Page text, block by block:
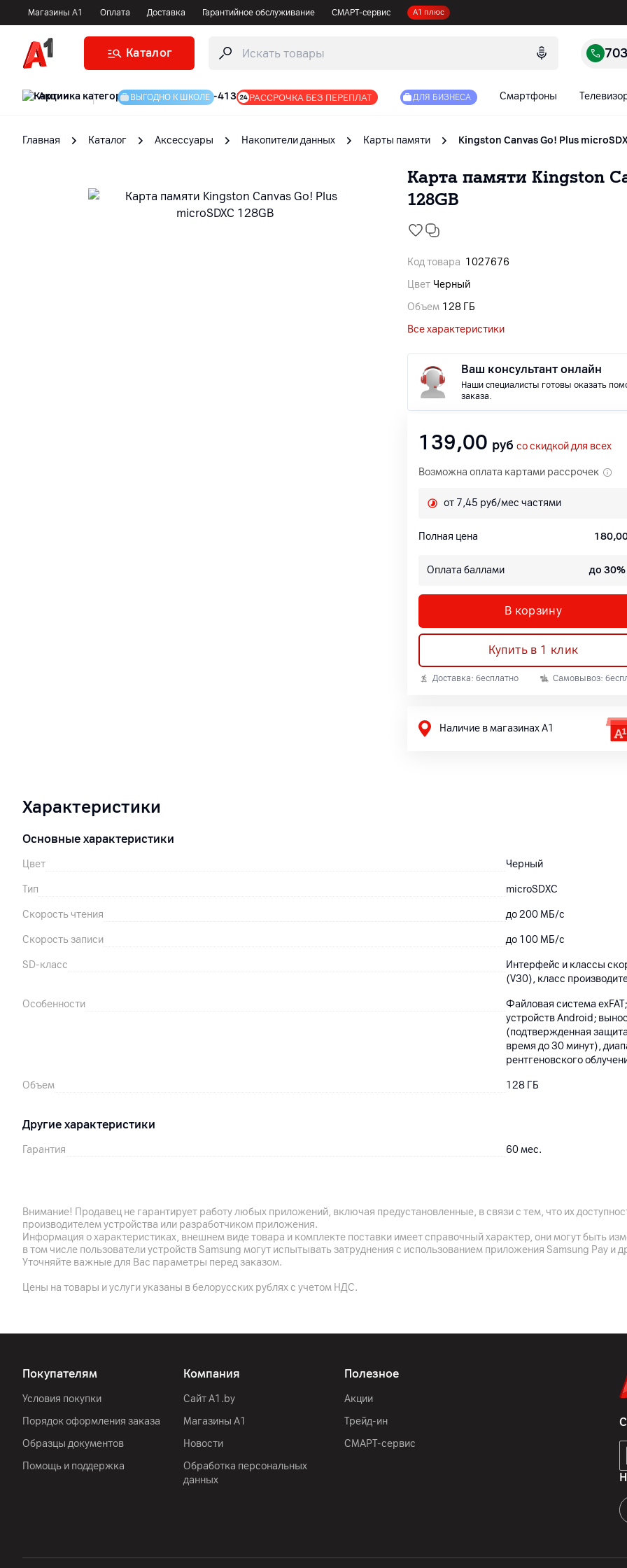
Магазины А1 Оплата Доставка Гарантийное обслуживание СМАРТ-сервис А1 плюс
Каталог
Акции | ВЫГОДНО К ШКОЛЕ РАССРОЧКА БЕЗ ПЕРЕПЛАТ ДЛЯ БИЗНЕСА Смартфоны
Главная Каталог Аксессуары Накопители данных Карты памяти Kingston Canvas Go! Plus
Карта памяти Kingston
128GB
Код товара 1027676
Цвет Черный
Объем 128 ГБ
Все характеристики
Ваш консультант онлайн
Наши специалисты готовы оказать
заказа.
139,00 руб со скидкой для всех
Возможна оплата картами рассрочек
от 7,45 руб/мес частями
Полная цена
Оплата баллами до 30%
В корзину
Купить в 1 клик
Доставка: бесплатно Самовывоз:
Наличие в магазинах А1
Характеристики
Основные характеристики
Цвет Черный
Тип microSDXC
Скорость чтения до 200 МБ/с
Скорость записи до 100 МБ/с
SD-класс
Интерфейс и классы
(V30), класс
Особенности
Файловая система
устройств Android;
(подтвержденная
время до 30 минут),
рентгеновского
Объем 128 ГБ
Другие характеристики
Гарантия 60мес.
Комплект поставки
Страна производитель Тайвань, Китай
Внимание! Продавец не гарантирует работу любых приложений, включая предустановленные, в связи с тем, что их
производителем устройства или разработчиком приложения.
Информация о характеристиках, внешнем виде товара и комплекте поставки имеет справочный характер, они могут быть
в том числе пользователи устройств Samsung могут испытывать затруднения с использованием приложения Samsung Pay и
Уточняйте важные для Вас параметры перед заказом.
Цены на товары и услуги указаны в белорусских рублях с учетом НДС.
Покупателям
Условия покупки
Порядок оформления заказа
Образцы документов
Помощь и поддержка
Компания
Сайт A1.by
Магазины А1
Новости
Обработка персональных
данных
Полезное
Акции
Трейд-ин
СМАРТ-сервис